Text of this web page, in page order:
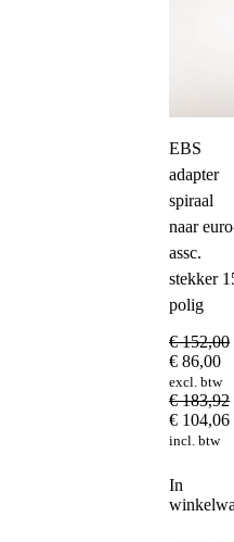
EBS
adapter
spiraal
naar
assc.
stekker
polig
€152,00
€ 86,00
excl. btw
€183,92
€ 104,06
incl. btw
In